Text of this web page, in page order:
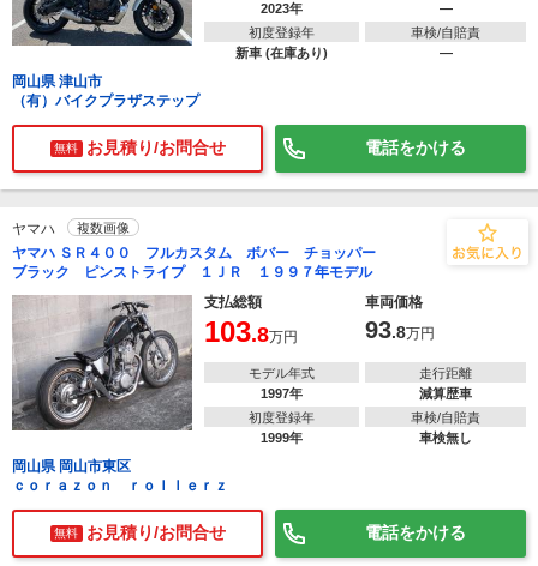
2023年
―
初度登録年
新車 (在庫あり)
車検/自賠責
―
岡山県 津山市
（有）バイクプラザステップ
無料 お見積り/お問合せ 電話をかける
ヤマハ 複数画像
ヤマハ ＳＲ４００ フルカスタム ボバー チョッパー
ブラック ピンストライプ １ＪＲ １９９７年モデル
支払総額
車両価格
103.8万円 93.8万円
モデル年式
1997年
走行距離
減算歴車
初度登録年
1999年
車検/自賠責
車検無し
岡山県 岡山市東区
ｃｏｒａｚｏｎ ｒｏｌｌｅｒｚ
無料 お見積り/お問合せ 電話をかける